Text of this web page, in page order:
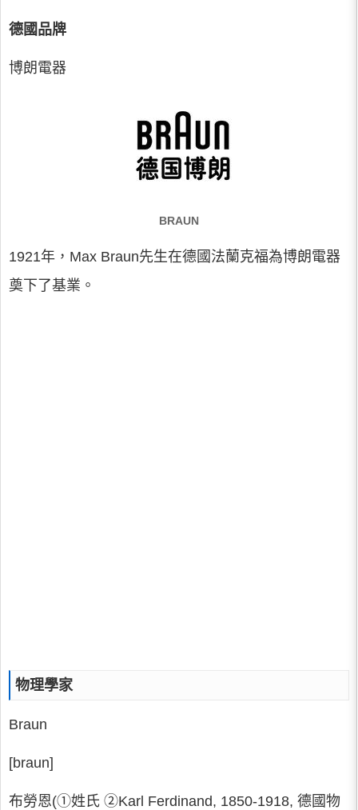
德國品牌
博朗電器
BRAUN
1921年，Max Braun先生在德國法蘭克福為博朗電器
奠下了基業。
物理學家
Braun
[braun]
布勞恩(①姓氏 ②Karl Ferdinand, 1850-1918, 德國物